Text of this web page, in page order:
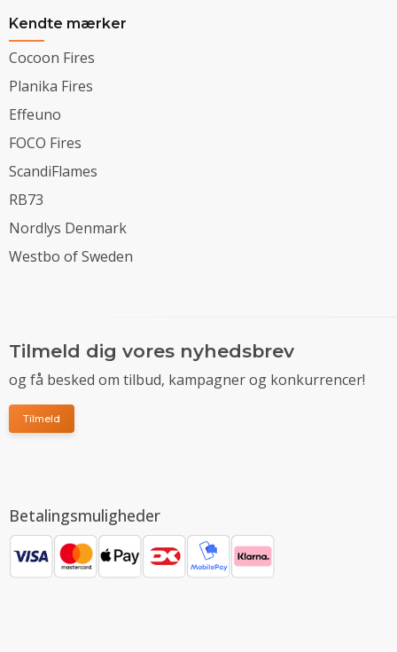
Kendte mærker
Cocoon Fires
Planika Fires
Effeuno
FOCO Fires
ScandiFlames
RB73
Nordlys Denmark
Westbo of Sweden
Tilmeld dig vores nyhedsbrev
og få besked om tilbud, kampagner og konkurrencer!
Tilmeld
Betalingsmuligheder